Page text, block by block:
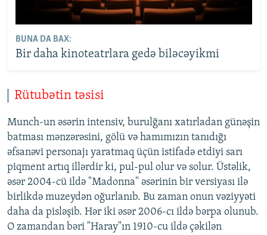
BUNA DA BAX:
Bir daha kinoteatrlara gedə biləcəyikmi
Rütubətin təsisi
Munch-un əsərin intensiv, burulğanı xatırladan günəşin
batması mənzərəsini, gölü və hamımızın tanıdığı
əfsanəvi personajı yaratmaq üçün istifadə etdiyi sarı
piqment artıq illərdir ki, pul-pul olur və solur. Üstəlik,
əsər 2004-cü ildə "Madonna" əsərinin bir versiyası ilə
birlikdə muzeydən oğurlanıb. Bu zaman onun vəziyyəti
daha da pisləşib. Hər iki əsər 2006-cı ildə bərpa olunub.
O zamandan bəri "Haray"ın 1910-cu ildə çəkilən